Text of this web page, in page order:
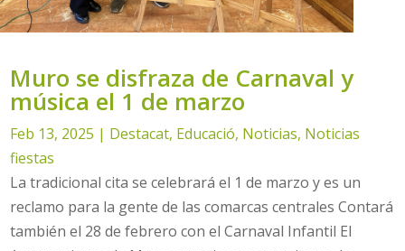
Muro se disfraza de Carnaval y
música el 1 de marzo
Feb 13, 2025 | Destacat, Educació, Noticias, Noticias
fiestas
La tradicional cita se celebrará el 1 de marzo y es un
reclamo para la gente de las comarcas centrales Contará
también el 28 de febrero con el Carnaval Infantil El